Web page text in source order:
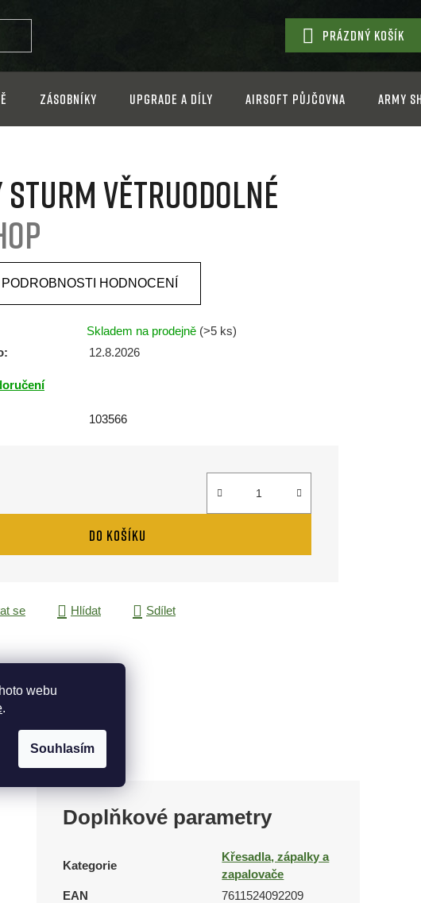
webu
.
Souhlasím
NÁKUPNÍ
KOŠÍK
PRÁZDNÝ KOŠÍK
Zásobníky Upgrade a díly Airsoft půjčovna Army
větruodolné
PODROBNOSTI HODNOCENÍ
Skladem na prodejně (>5 ks)
12.8.2026
103566
DO KOŠÍKU
se Hlídat Sdílet
Doplňkové parametry
Kategorie
Křesadla, zápalky a
zapalovače
EAN
7611524092209